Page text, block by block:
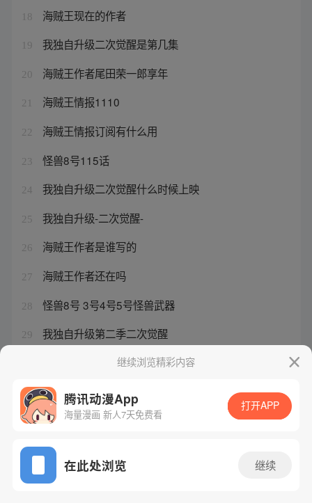
18 海贼王现在的作者
19 我独自升级二次觉醒是第几集
20 海贼王作者尾田荣一郎享年
21 海贼王情报1110
22 海贼王情报订阅有什么用
23 怪兽8号115话
24 我独自升级二次觉醒什么时候上映
25 我独自升级-二次觉醒-
26 海贼王作者是谁写的
27 海贼王作者还在吗
28 怪兽8号 3号4号5号怪兽武器
29 我独自升级第二季二次觉醒
海贼王作者尾田荣一郎简介
继续浏览精彩内容
腾讯动漫App
海量漫画 新人7天免费看
打开APP
在此处浏览 继续
网站备案/许可证号：粤B2-20090059-5
Copyright©1998 - 2026 Tencent. All Rights Reserved